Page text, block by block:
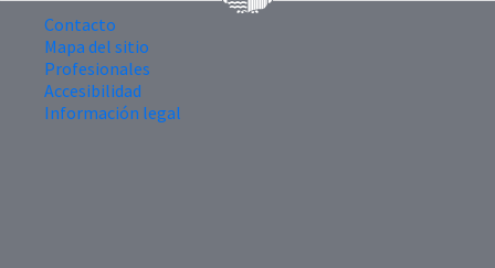
Contacto
Mapa del sitio
Profesionales
Accesibilidad
Información legal